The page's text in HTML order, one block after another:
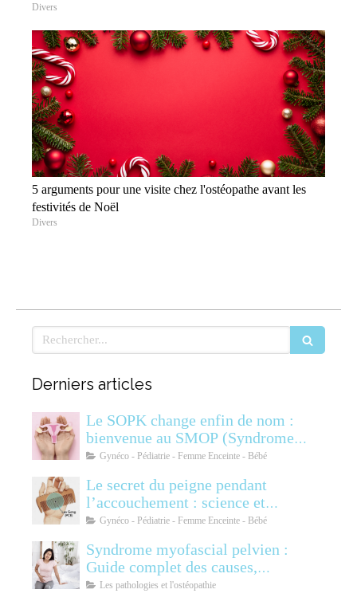
Divers
5 arguments pour une visite chez l'ostéopathe avant les
festivités de Noël
Divers
Rechercher
Derniers articles
Le SOPK change enfin de nom :
bienvenue au SMOP (Syndrome
Métabolique Ovarien
Gynéco - Pédiatrie - Femme Enceinte - Bébé
Le secret du peigne pendant
l’accouchement : science et
soulagement
Gynéco - Pédiatrie - Femme Enceinte - Bébé
Syndrome myofascial pelvien :
Guide complet des causes,
symptômes, diagnostic et
Les pathologies et l'ostéopathie